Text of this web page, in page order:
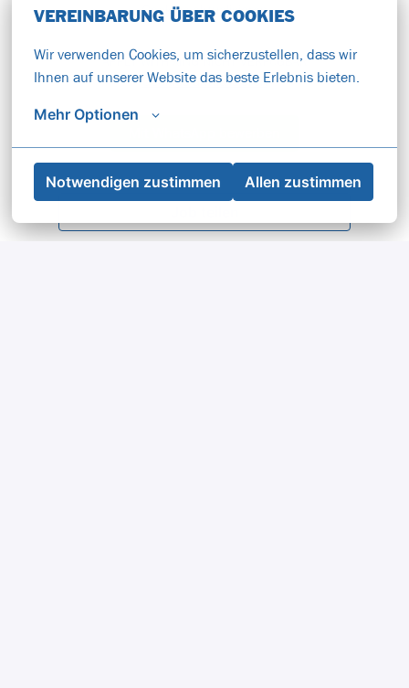
VEREINBARUNG ÜBER COOKIES
Wir verwenden Cookies, um sicherzustellen, dass wir
Ihnen auf unserer Website das beste Erlebnis bieten.
Mehr Optionen
Notwendigen zustimmen Allen zustimmen
Cookies aktualisieren
APPLY WITH XING NICHT VERFÜGBAR
Cookies aktualisieren